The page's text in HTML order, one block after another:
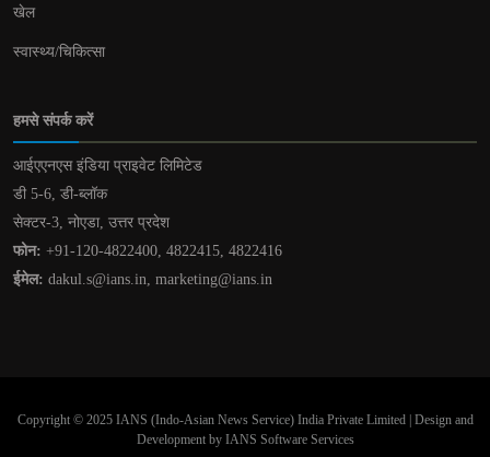
खेल
स्वास्थ्य/चिकित्सा
हमसे संपर्क करें
आईएएनएस इंडिया प्राइवेट लिमिटेड
डी 5-6, डी-ब्लॉक
सेक्टर-3, नोएडा, उत्तर प्रदेश
फोन: +91-120-4822400, 4822415, 4822416
ईमेल: dakul.s@ians.in, marketing@ians.in
Copyright © 2025 IANS (Indo-Asian News Service) India Private Limited | Design and
Development by IANS Software Services